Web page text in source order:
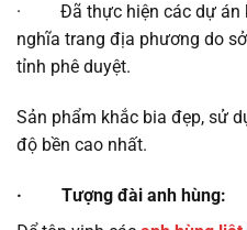
· Đã thực hiện các dự án
nghĩa trang địa phương do
tỉnh phê duyệt.
Sản phẩm khắc bia đẹp, sử
độ bền cao nhất.
· Tượng đài anh hùng: